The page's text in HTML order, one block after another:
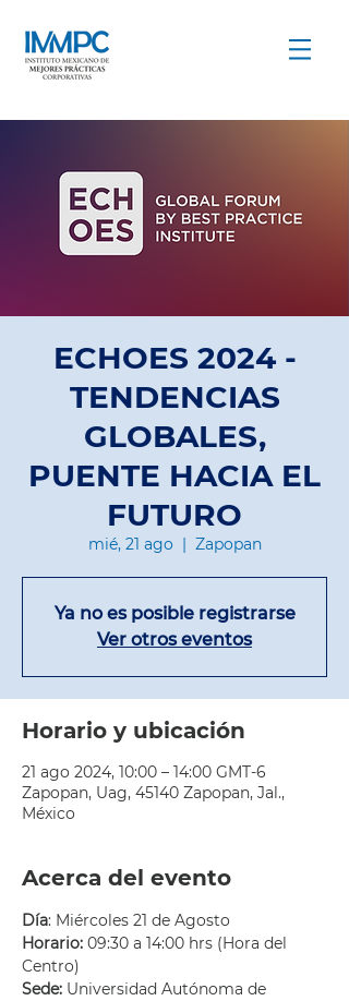
COMPARTIR PARA CRECER
ECHOES 2024 -
TENDENCIAS
GLOBALES,
PUENTE HACIA EL
FUTURO
mié, 21 ago
  |
Zapopan
Ya no es posible registrarse
Ver otros eventos
Horario y ubicación
21 ago 2024, 10:00 – 14:00 GMT-6
Zapopan, Uag, 45140 Zapopan, Jal.,
México
Acerca del evento
Día: Miércoles 21 de Agosto
Horario: 09:30 a 14:00 hrs (Hora del
Centro)
Sede: Universidad Autónoma de